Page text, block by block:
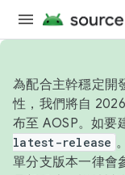
為配合主幹穩定開
性，我們將自
布至 AOSP。如要
latest-release 。
單分支版本一律會